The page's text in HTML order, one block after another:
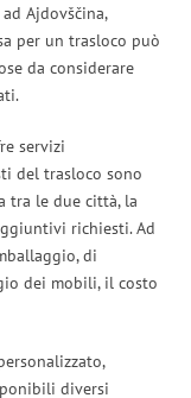
Ajdovščina,
per un trasloco può
da considerare
servizi
del trasloco sono
tra le due città, la
richiesti. Ad
di
dei mobili, il costo
diversi